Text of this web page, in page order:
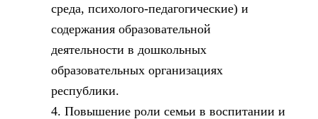
среда, психолого-педагогические) и
содержания образовательной
деятельности в дошкольных
образовательных организациях
республики.
4. Повышение роли семьи в воспитании и